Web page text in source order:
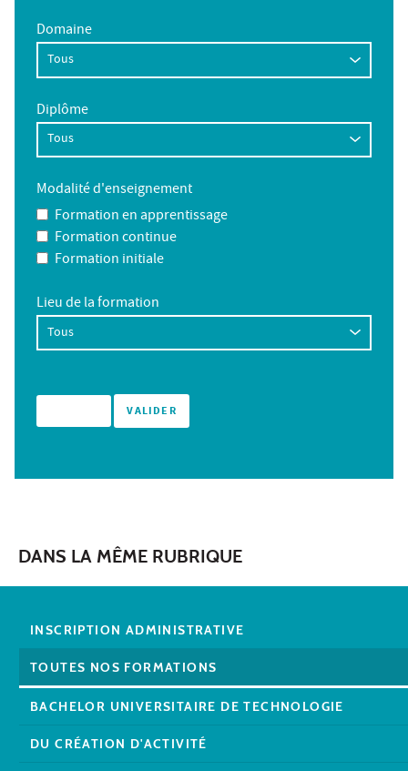
Domaine
Diplôme
Modalité d'enseignement
Formation en apprentissage
Formation continue
Formation initiale
Lieu de la formation
DANS LA MÊME RUBRIQUE
INSCRIPTION ADMINISTRATIVE
TOUTES NOS FORMATIONS
BACHELOR UNIVERSITAIRE DE TECHNOLOGIE
DU CRÉATION D'ACTIVITÉ